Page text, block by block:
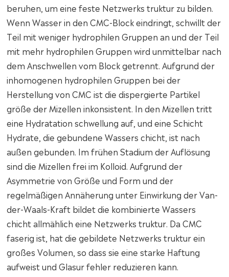
beruhen, um eine feste Netzwerks truktur zu bilden.
Wenn Wasser in den CMC-Block eindringt, schwillt der
Teil mit weniger hydrophilen Gruppen an und der Teil
mit mehr hydrophilen Gruppen wird unmittelbar nach
dem Anschwellen vom Block getrennt. Aufgrund der
inhomogenen hydrophilen Gruppen bei der
Herstellung von CMC ist die dispergierte Partikel
größe der Mizellen inkonsistent. In den Mizellen tritt
eine Hydratation schwellung auf, und eine Schicht
Hydrate, die gebundene Wassers chicht, ist nach
außen gebunden. Im frühen Stadium der Auflösung
sind die Mizellen frei im Kolloid. Aufgrund der
Asymmetrie von Größe und Form und der
regelmäßigen Annäherung unter Einwirkung der Van-
der-Waals-Kraft bildet die kombinierte Wassers
chicht allmählich eine Netzwerks truktur. Da CMC
faserig ist, hat die gebildete Netzwerks truktur ein
großes Volumen, so dass sie eine starke Haftung
aufweist und Glasur fehler reduzieren kann.